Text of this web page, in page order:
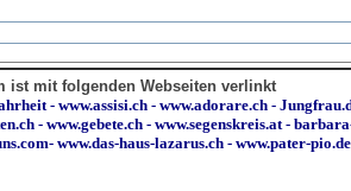
ist mit folgenden Webseiten verlinkt
- www.assisi.ch - www.adorare.ch -
- www.gebete.ch - www.segenskreis.at-
- www.das-haus-lazarus.ch - www.pater-pio.de